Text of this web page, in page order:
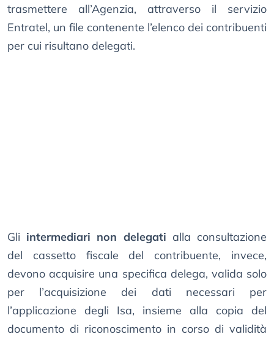
trasmettere all’Agenzia, attraverso il servizio
Entratel, un file contenente l’elenco dei contribuenti
per cui risultano delegati.
Gli intermediari non delegati alla consultazione
del cassetto fiscale del contribuente, invece,
devono acquisire una specifica delega, valida solo
per l’acquisizione dei dati necessari per
l’applicazione degli Isa, insieme alla copia del
documento di riconoscimento in corso di validità